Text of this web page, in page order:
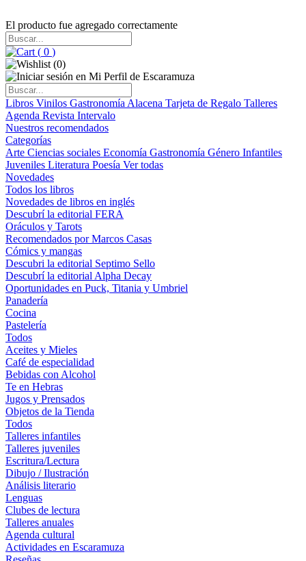
El producto fue agregado correctamente
( 0 )
(0)
Libros Vinilos Gastronomía Alacena Tarjeta de Regalo Talleres
Agenda Revista Intervalo
Nuestros recomendados
Categorías
Arte Ciencias sociales Economía Gastronomía Género Infantiles
Juveniles Literatura Poesía Ver todas
Novedades
Todos los libros
Novedades de libros en inglés
Descubrí la editorial FERA
Oráculos y Tarots
Recomendados por Marcos Casas
Cómics y mangas
Descubri la editorial Septimo Sello
Descubrí la editorial Alpha Decay
Oportunidades en Puck, Titania y Umbriel
Panadería
Cocina
Pastelería
Todos
Aceites y Mieles
Café de especialidad
Bebidas con Alcohol
Te en Hebras
Jugos y Prensados
Objetos de la Tienda
Todos
Talleres infantiles
Talleres juveniles
Escritura/Lectura
Dibujo / Ilustración
Análisis literario
Lenguas
Clubes de lectura
Talleres anuales
Agenda cultural
Actividades en Escaramuza